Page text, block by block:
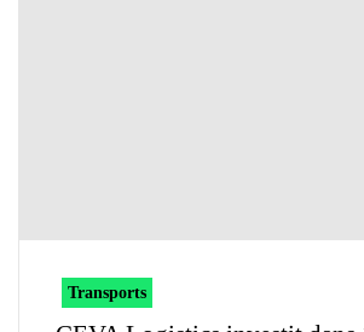
Transports